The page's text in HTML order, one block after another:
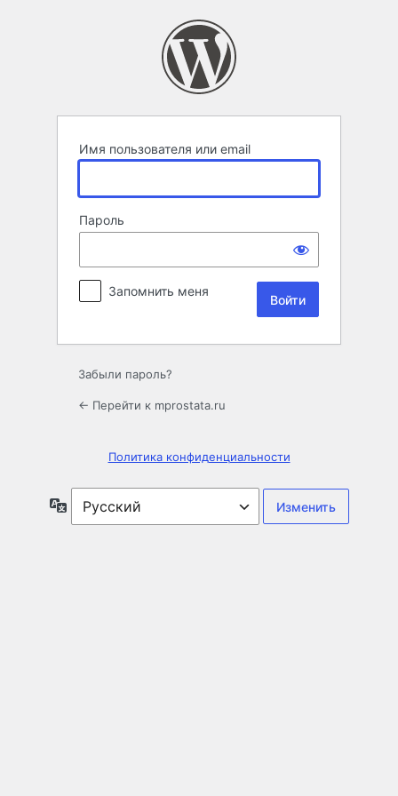
Имя пользователя или email
Пароль
Запомнить меня
Забыли пароль?
← Перейти к mprostata.ru
Политика конфиденциальности
Язык